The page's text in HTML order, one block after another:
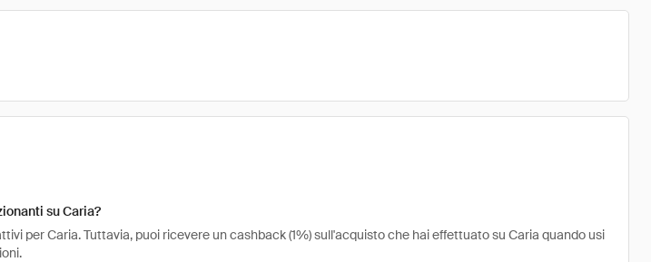
su Caria?
per Caria. Tuttavia, puoi ricevere un cashback (1%) sull'acquisto che hai effettuato su Caria quando usi